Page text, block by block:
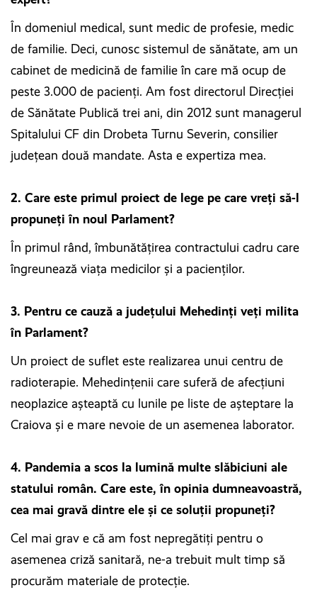
În domeniul medical, sunt medic de profesie, medic
de familie. Deci, cunosc sistemul de sănătate, am un
cabinet de medicină de familie în care mă ocup de
peste 3.000 de pacienți. Am fost directorul Direcției
de Sănătate Publică trei ani, din 2012 sunt managerul
Spitalului CF din Drobeta Turnu Severin, consilier
județean două mandate. Asta e expertiza mea.
2. Care este primul proiect de lege pe care vreți să-l
propuneți în noul Parlament?
În primul rând, îmbunătățirea contractului cadru care
îngreunează viața medicilor și a pacienților.
3. Pentru ce cauză a județului Mehedinți veți milita
în Parlament?
Un proiect de suflet este realizarea unui centru de
radioterapie. Mehedințenii care suferă de afecțiuni
neoplazice așteaptă cu lunile pe liste de așteptare la
Craiova și e mare nevoie de un asemenea laborator.
4. Pandemia a scos la lumină multe slăbiciuni ale
statului român. Care este, în opinia dumneavoastră,
cea mai gravă dintre ele și ce soluții propuneți?
Cel mai grav e că am fost nepregătiți pentru o
asemenea criză sanitară, ne-a trebuit mult timp să
procurăm materiale de protecție.